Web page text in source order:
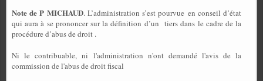
Note de P MICHAUD. L’administration s’est pourvue en conseil d’état
qui aura à se prononcer sur la définition d’un tiers dans le cadre de la
procédure d’abus de droit .
Ni le contribuable, ni l'administration n'ont demandé l'avis de la
commission de l'abus de droit fiscal